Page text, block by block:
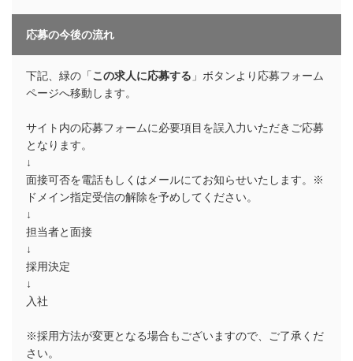
応募の今後の流れ
下記、緑の「この求人に応募する 」ボタンより応募フォーム
ページへ移動します。
サイト内の応募フォームに必要項目を誤入力いただきご応募
となります。
↓
面接可否を電話もしくはメールにてお知らせいたします。※
ドメイン指定受信の解除を予めしてください。
↓
担当者と面接
↓
採用決定
↓
入社
※採用方法が変更となる場合もございますので、ご了承くだ
さい。